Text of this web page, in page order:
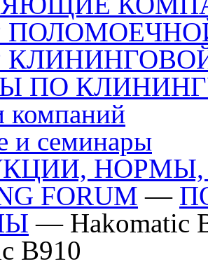
ПО
компаний
и семинары
FORUM —
— Hakomatic
B910